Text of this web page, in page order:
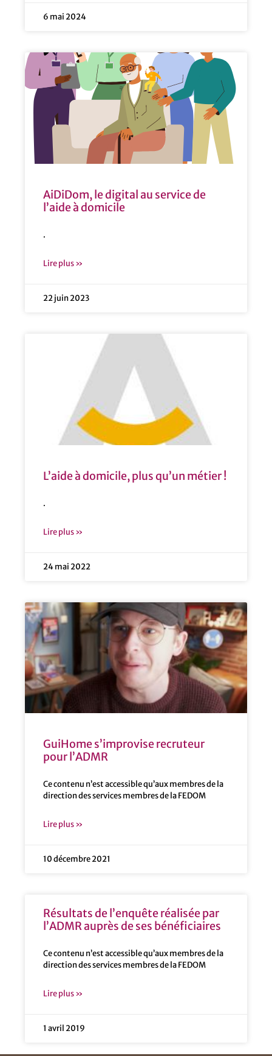
6 mai 2024
AiDiDom, le digital au service de
l’aide à domicile
.
Lire plus »
22 juin 2023
L’aide à domicile, plus qu’un métier !
.
Lire plus »
24 mai 2022
GuiHome s’improvise recruteur
pour l’ADMR
Ce contenu n’est accessible qu’aux membres de la
direction des services membres de la FEDOM
Lire plus »
10 décembre 2021
Résultats de l’enquête réalisée par
l’ADMR auprès de ses bénéficiaires
Ce contenu n’est accessible qu’aux membres de la
direction des services membres de la FEDOM
Lire plus »
1 avril 2019